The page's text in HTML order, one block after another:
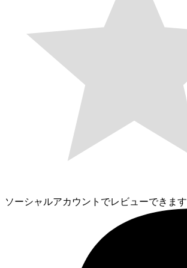
ソーシャルアカウントでレビューできます